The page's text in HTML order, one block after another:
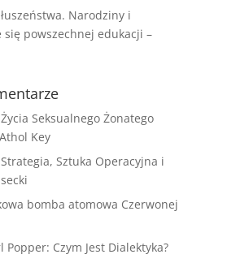
Narodziny i
powszechnej edukacji –
Seksualnego Żonatego
Key
Sztuka Operacyjna i
bomba atomowa Czerwonej
Popper: Czym Jest Dialektyka?